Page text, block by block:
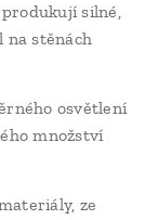
silné,
na stěnách
osvětlení
množství
ze